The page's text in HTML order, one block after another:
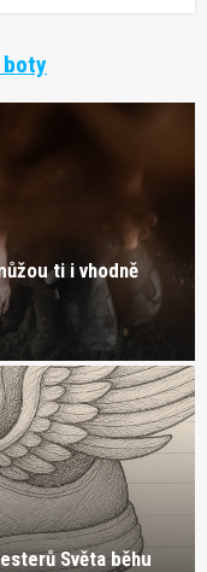
ti i vhodně
Světa běhu